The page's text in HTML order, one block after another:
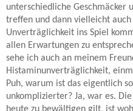
unterschiedliche Geschmäcker
treffen und dann vielleicht
Unverträglichkeit ins Spiel
allen Erwartungen zu
sehe ich auch an meinem
Histaminunverträglichkeit,
Puh, warum ist das eigentlich
unkomplizierter? Ja, war es.